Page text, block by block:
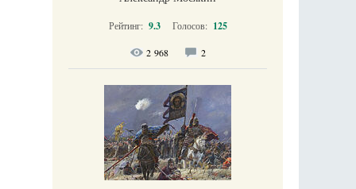
Рейтинг: 9.3 Голосов: 125
2 968 2